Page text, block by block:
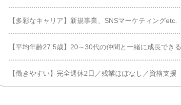
【多彩なキャリア】新規事業、SNSマーケティングetc.
【平均年齢27.5歳】20～30代の仲間と一緒に成長できる
【働きやすい】完全週休2日／残業ほぼなし／資格支援